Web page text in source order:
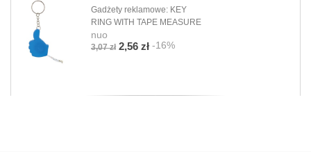
Gadżety reklamowe: KEY
RING WITH TAPE MEASURE
nuo
3,07 zł 2,56 zł -16%